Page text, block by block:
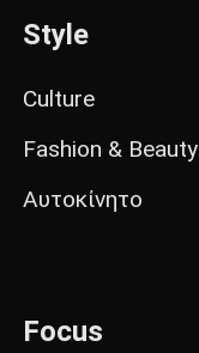
Style
Culture
Fashion & Beauty
Αυτοκίνητο
Focus